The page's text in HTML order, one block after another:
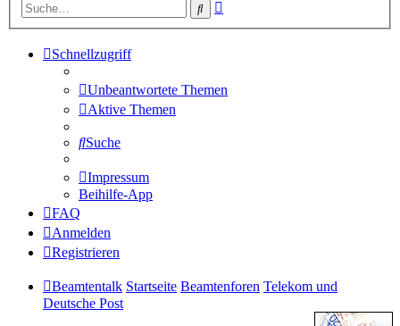
Suche
Schnellzugriff
Unbeantwortete Themen
Aktive Themen
Suche
Impressum
Beihilfe-App
FAQ
Anmelden
Registrieren
Beamtentalk Startseite Beamtenforen Telekom und
Deutsche Post